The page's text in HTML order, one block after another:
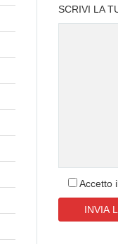
SCRIVI LA
Accetto